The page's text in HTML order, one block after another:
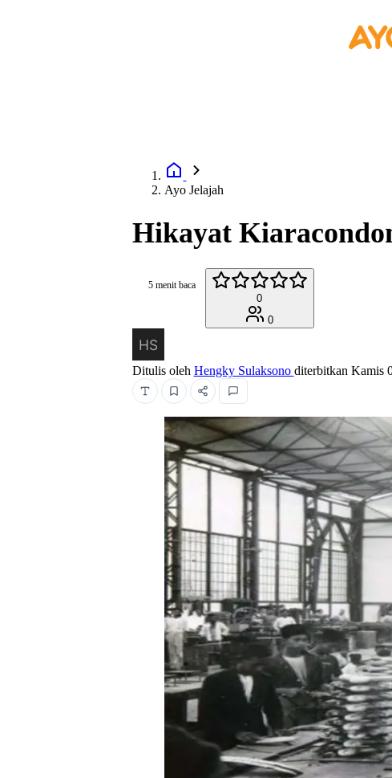
Ayo Jelajah
Hikayat
5 menit baca
0
0
Ditulis oleh Hengky Sulaksono diterbitkan Kamis